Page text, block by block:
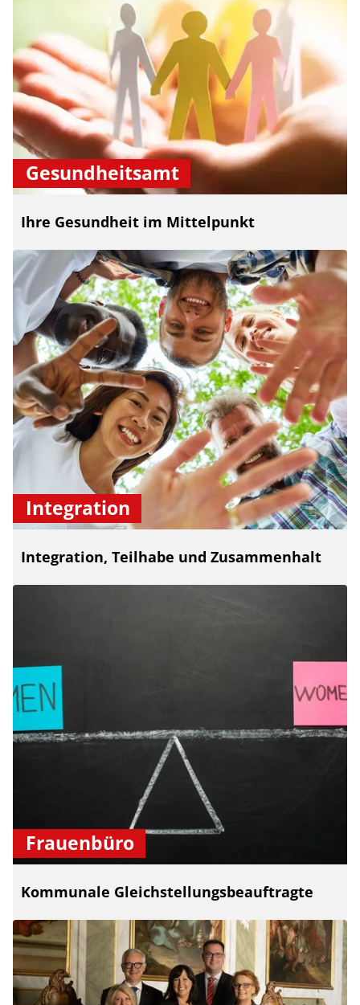
Gesundheitsamt
Ihre Gesundheit im Mittelpunkt
Integration
Integration, Teilhabe und Zusammenhalt
Frauenbüro
Kommunale Gleichstellungsbeauftragte